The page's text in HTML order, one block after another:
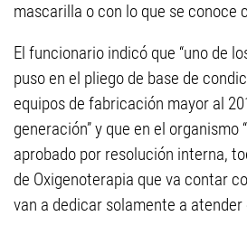
mascarilla o con lo que se conoce
El funcionario indicó que “uno de
puso en el pliego de base de
equipos de fabricación mayor al
generación” y que en el organismo
aprobado por resolución interna,
de Oxigenoterapia que va contar
van a dedicar solamente a atender